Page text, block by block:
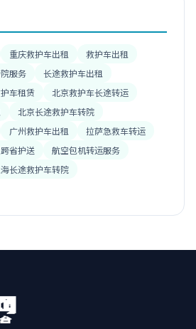
重庆救护车出租
救护车出租
服务
长途救护车出租
车租赁
北京救护车长途转运
北京长途救护车转院
广州救护车出租
拉萨急救车转运
省护送
航空包机转运服务
海长途救护车转院